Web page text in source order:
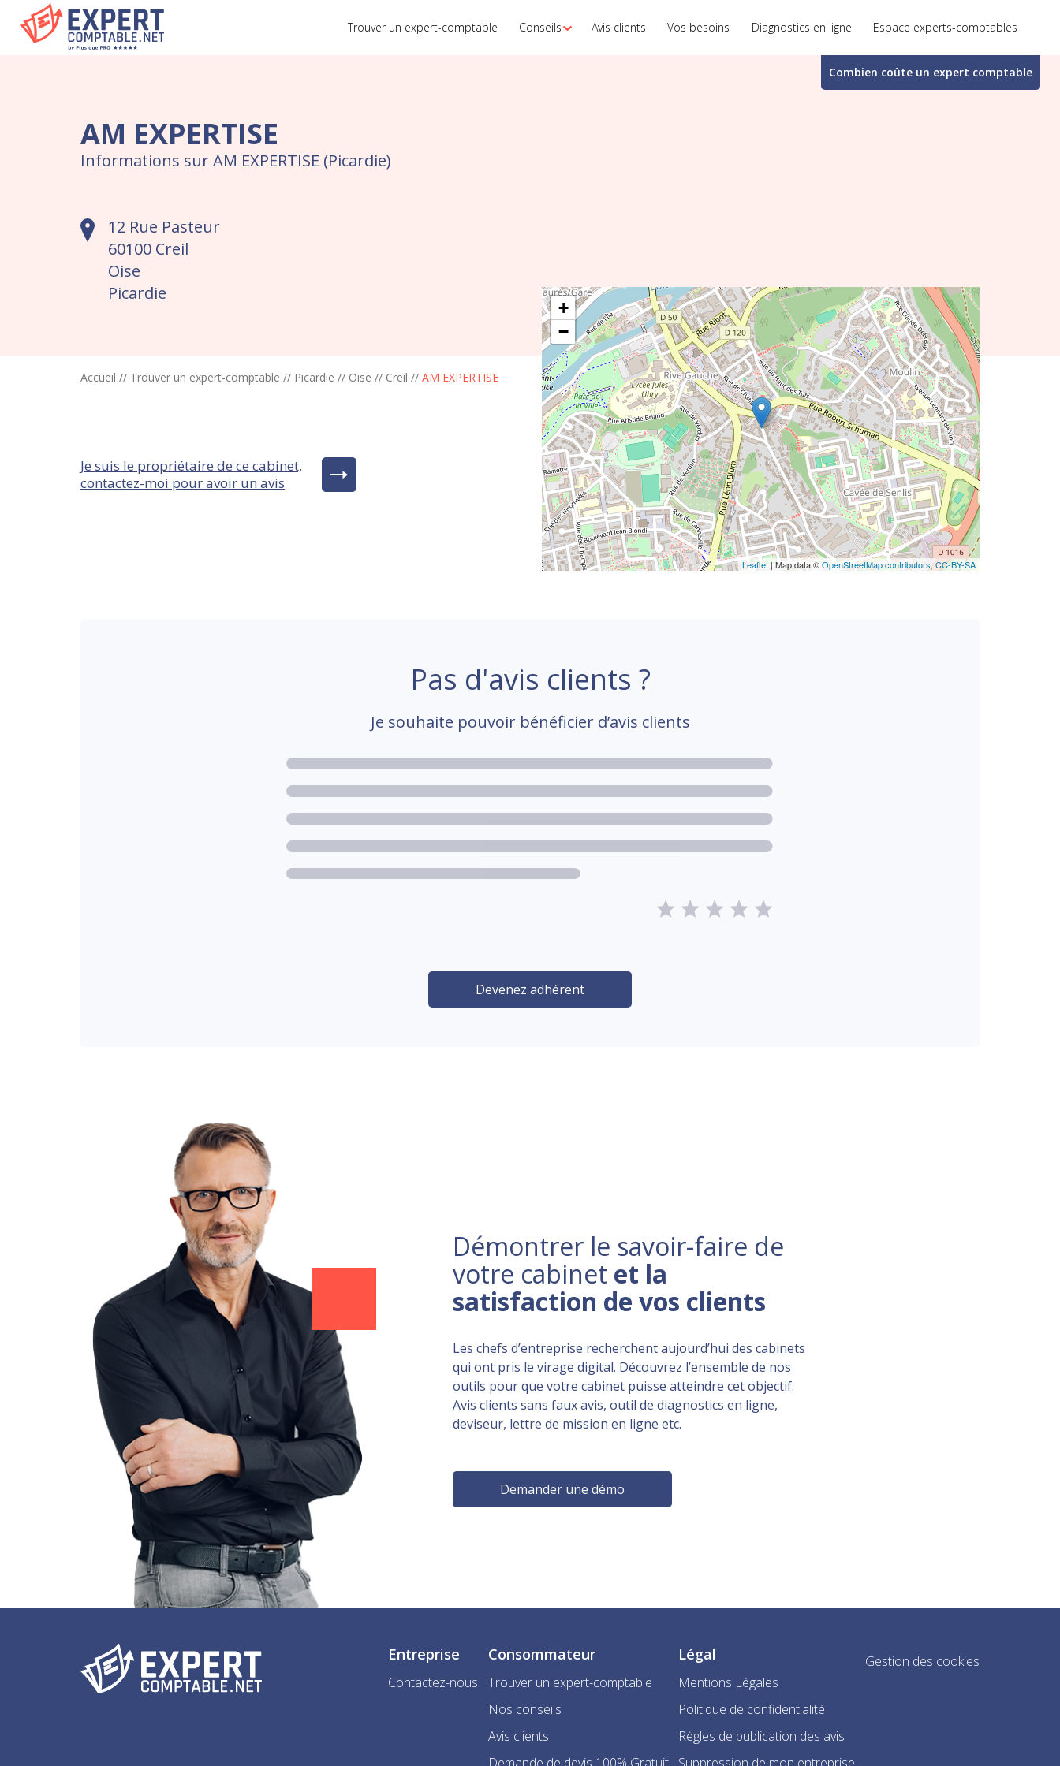
Trouver un expert-comptable Conseils Avis clients Vos besoins Diagnostics en ligne Espace experts-comptables
Combien coûte un expert comptable
AM EXPERTISE
Informations sur AM EXPERTISE (Picardie)
12 Rue Pasteur
60100 Creil
Oise
Picardie
+
−
Leaflet | Map data ©OpenStreetMap contributors,CC-BY-SA
Accueil // Trouver un expert-comptable // Picardie // Oise // Creil // AM EXPERTISE
Je suis le propriétaire de ce cabinet,
contactez-moi pour avoir un avis
Pas d'avis clients ?
Je souhaite pouvoir bénéficier d’avis clients
Devenez adhérent
Démontrer le savoir-faire de
votre cabinet et la
satisfaction de vos clients
Les chefs d’entreprise recherchent aujourd’hui des cabinets
qui ont pris le virage digital. Découvrez l’ensemble de nos
outils pour que votre cabinet puisse atteindre cet objectif.
Avis clients sans faux avis, outil de diagnostics en ligne,
deviseur, lettre de mission en ligne etc.
Demander une démo
Entreprise
Contactez-nous
Consommateur
Trouver un expert-comptable
Nos conseils
Avis clients
Légal
Mentions Légales
Politique de confidentialité
Règles de publication des avis
Gestion des cookies